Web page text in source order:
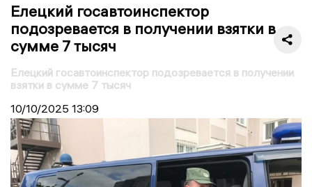
Елецкий госавтоинспектор
подозревается в получении взятки в
сумме 7 тысяч
Елецкий госавтоинспектор подозревается в получении
взятки в сумме 7 тысяч
10/10/2025 13:09